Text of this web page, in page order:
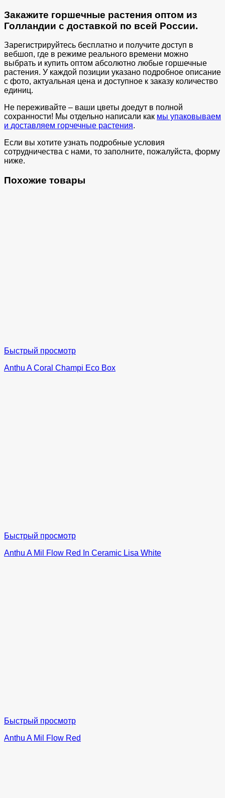
Закажите горшечные растения оптом из
Голландии с доставкой по всей России.
Зарегистрируйтесь бесплатно и получите доступ в
вебшоп, где в режиме реального времени можно
выбрать и купить оптом абсолютно любые горшечные
растения. У каждой позиции указано подробное описание
с фото, актуальная цена и доступное к заказу количество
единиц.
Не переживайте – ваши цветы доедут в полной
сохранности! Мы отдельно написали как мы упаковываем
и доставляем горчечные растения.
Если вы хотите узнать подробные условия
сотрудничества с нами, то заполните, пожалуйста, форму
ниже.
Похожие товары
Быстрый просмотр
Anthu A Coral Champi Eco Box
Быстрый просмотр
Anthu A Mil Flow Red In Ceramic Lisa White
Быстрый просмотр
Anthu A Mil Flow Red